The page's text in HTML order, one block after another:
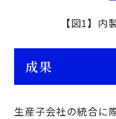
【図1】内
成果
生産子会社の統合に